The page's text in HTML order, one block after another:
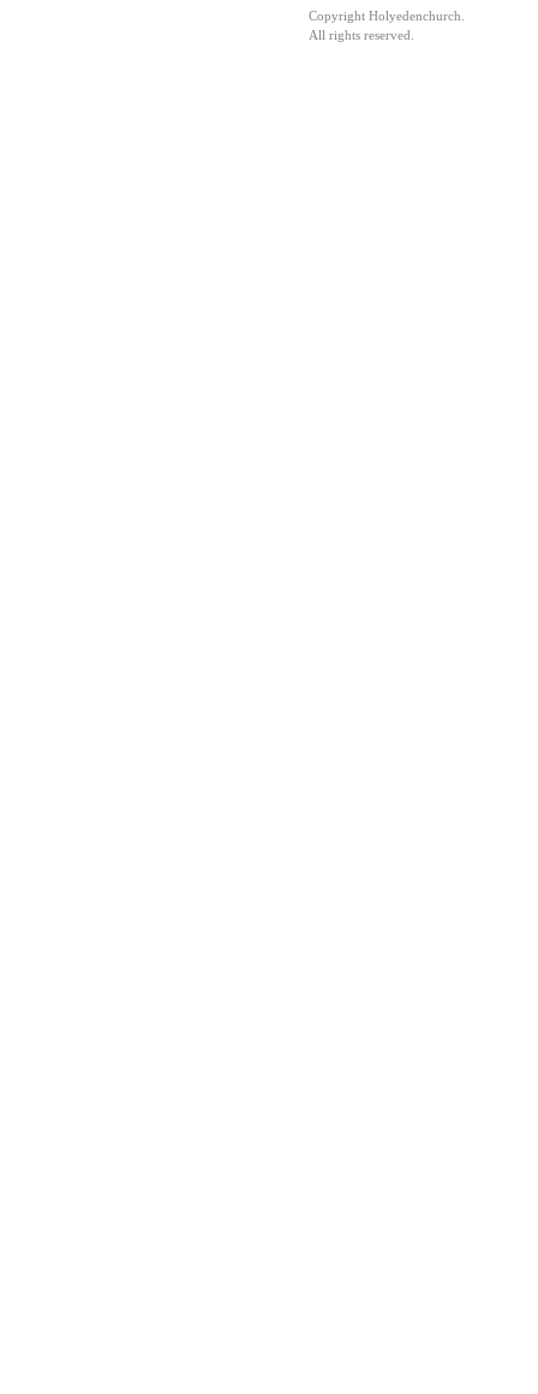
Copyright Holyedenchurch.
All rights reserved.